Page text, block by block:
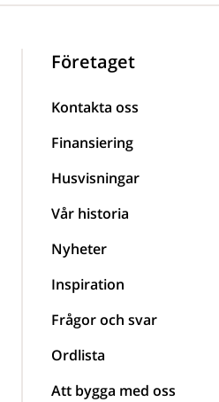
Företaget
Kontakta oss
Finansiering
Husvisningar
Vår historia
Nyheter
Inspiration
Frågor och svar
Ordlista
Att bygga med oss